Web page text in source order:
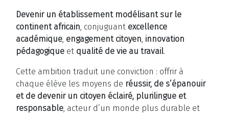
Devenir un établissement modélisant sur le
continent africain, conjuguant excellence
académique, engagement citoyen, innovation
pédagogique et qualité de vie au travail.
Cette ambition traduit une conviction : offrir à
chaque élève les moyens de réussir, de s’épanouir
et de devenir un citoyen éclairé, plurilingue et
responsable, acteur d’un monde plus durable et